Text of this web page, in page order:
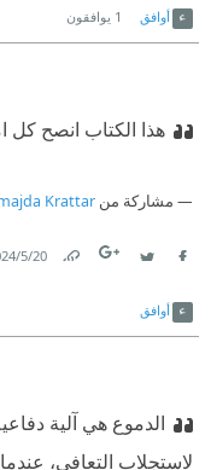
أوافق 1 يوافقون
هذا الكتاب انصح كل
مشاركة من Krattar
20‏/5‏/2024
أوافق
الدموع هي آلية
لاستجلاب التعافي،